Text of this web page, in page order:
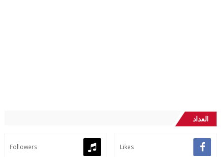
العداد
Likes
Followers